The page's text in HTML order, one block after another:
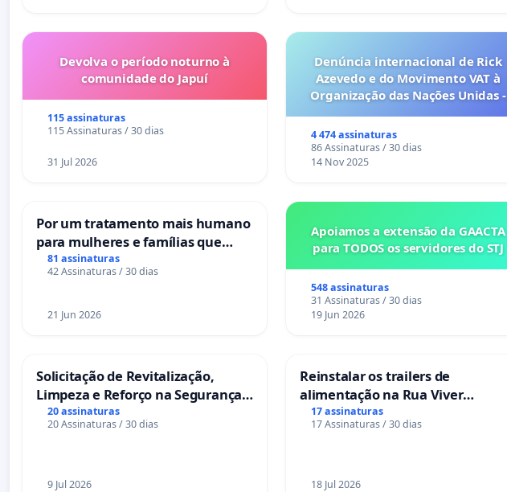
Devolva o período noturno à
comunidade do Japuí
115 assinaturas
115 Assinaturas / 30 dias
31 Jul 2026
Denúncia internacional de Rick
Azevedo e do Movimento VAT à
Organização das Nações Unidas -
6x1 enquanto o lobby empresarial
compra a omissão do Congresso.
4 474 assinaturas
86 Assinaturas / 30 dias
14 Nov 2025
Por um tratamento mais humano
para mulheres e famílias que
sofrem uma perda gestacional
nos hospitais portugueses
81 assinaturas
42 Assinaturas / 30 dias
21 Jun 2026
Apoiamos a extensão da GAACTA
para TODOS os servidores do STJ
548 assinaturas
31 Assinaturas / 30 dias
19 Jun 2026
Solicitação de Revitalização,
Limpeza e Reforço na Segurança
das Praças da Rua Cachoeira das
Sete Ilhas
20 assinaturas
20 Assinaturas / 30 dias
9 Jul 2026
Reinstalar os trailers de
alimentação na Rua Viver
Salvador
17 assinaturas
17 Assinaturas / 30 dias
18 Jul 2026